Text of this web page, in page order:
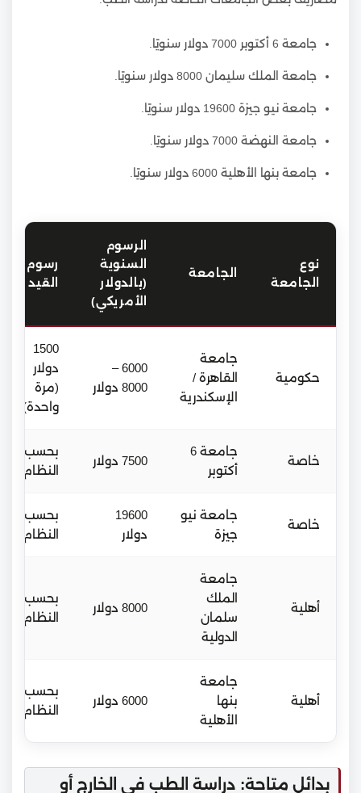
جامعة 6 أكتوبر 7000 دولار سنويًا.
جامعة الملك سليمان 8000 دولار سنويًا.
جامعة نيو جيزة 19600 دولار سنويًا.
جامعة النهضة 7000 دولار سنويًا.
جامعة بنها الأهلية 6000 دولار سنويًا.
نوع
الجامعة
الجامعة
الرسوم
السنوية
(بالدولار
الأمريكي)
رسوم
القيد
حكومية
جامعة
القاهرة /
الإسكندرية
6000 –
8000 دولار
1500
دولار
(مرة
واحدة)
خاصة
جامعة 6
أكتوبر
7500 دولار
بحسب
النظام
خاصة
جامعة نيو
جيزة
19600
دولار
بحسب
النظام
أهلية
جامعة
الملك
سلمان
الدولية
8000 دولار
بحسب
النظام
أهلية
جامعة
بنها
الأهلية
6000 دولار
بحسب
النظام
بدائل متاحة: دراسة الطب في الخارج أو